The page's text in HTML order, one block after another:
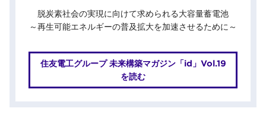
脱炭素社会の実現に向けて求められる大容量蓄電池
～再生可能エネルギーの普及拡大を加速させるために～
住友電工グループ 未来構築マガジン「id」Vol.19
を読む